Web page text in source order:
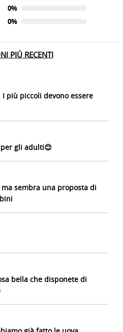
0%
0%
PIÚ RECENTI
più piccoli devono essere
gli adulti😊
sembra una proposta di
bella che disponete di